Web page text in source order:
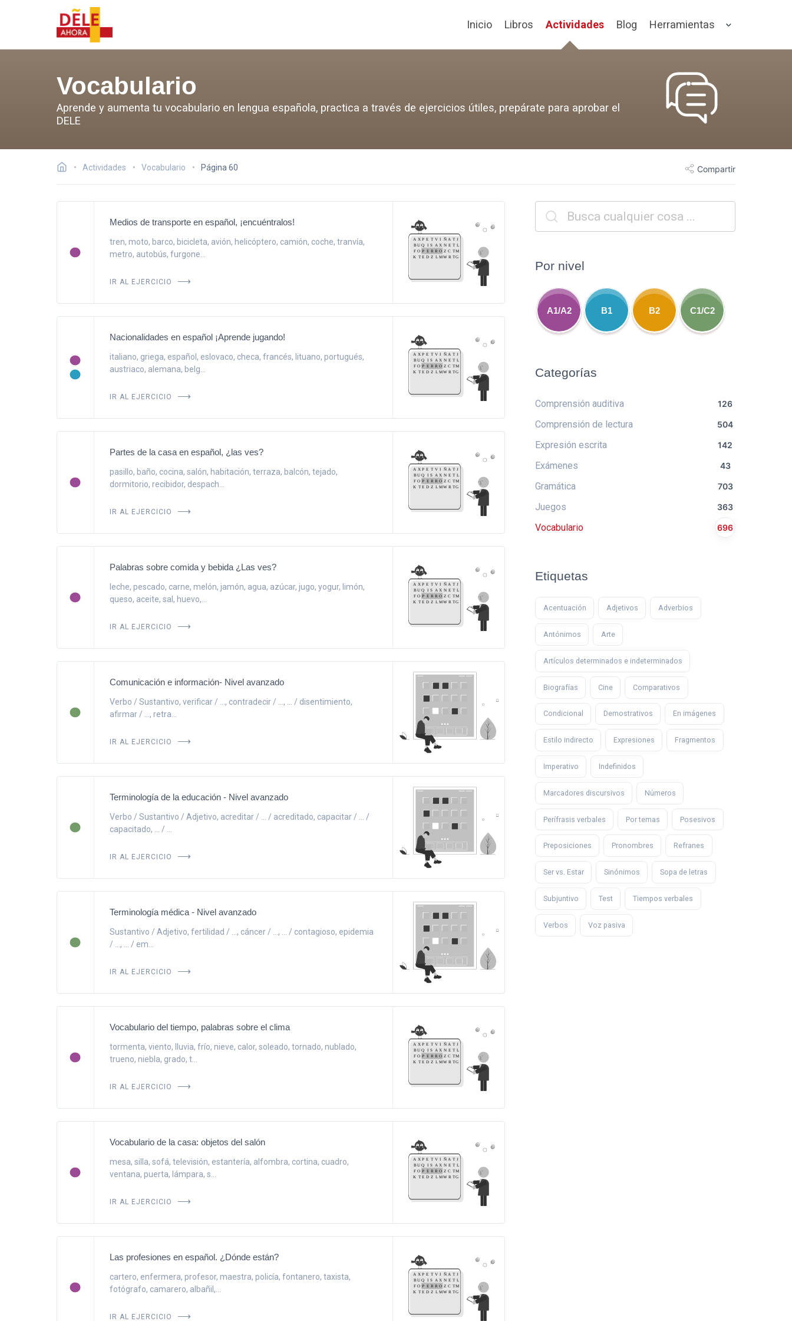
Inicio Libros Actividades Blog Herramientas
Vocabulario
Aprende y aumenta tu vocabulario en lengua española, practica a través de ejercicios útiles, prepárate para aprobar el
DELE
Actividades Vocabulario Página 60 Compartir
Medios de transporte en español, ¡encuéntralos!
tren, moto, barco, bicicleta, avión, helicóptero, camión, coche, tranvía,
metro, autobús, furgone...
IR AL EJERCICIO
Nacionalidades en español ¡Aprende jugando!
italiano, griega, español, eslovaco, checa, francés, lituano, portugués,
austriaco, alemana, belg...
IR AL EJERCICIO
Partes de la casa en español, ¿las ves?
pasillo, baño, cocina, salón, habitación, terraza, balcón, tejado,
dormitorio, recibidor, despach...
IR AL EJERCICIO
Palabras sobre comida y bebida ¿Las ves?
leche, pescado, carne, melón, jamón, agua, azúcar, jugo, yogur, limón,
queso, aceite, sal, huevo,...
IR AL EJERCICIO
Comunicación e información- Nivel avanzado
Verbo / Sustantivo, verificar / ..., contradecir / ..., ... / disentimiento,
afirmar / ..., retra...
IR AL EJERCICIO
Terminología de la educación - Nivel avanzado
Verbo / Sustantivo / Adjetivo, acreditar / ... / acreditado, capacitar / ... /
capacitado, ... / ...
IR AL EJERCICIO
Terminología médica - Nivel avanzado
Sustantivo / Adjetivo, fertilidad / ..., cáncer / ..., ... / contagioso, epidemia
/ ..., ... / em...
IR AL EJERCICIO
Vocabulario del tiempo, palabras sobre el clima
tormenta, viento, lluvia, frío, nieve, calor, soleado, tornado, nublado,
trueno, niebla, grado, t...
IR AL EJERCICIO
Vocabulario de la casa: objetos del salón
mesa, silla, sofá, televisión, estantería, alfombra, cortina, cuadro,
ventana, puerta, lámpara, s...
IR AL EJERCICIO
Las profesiones en español. ¿Dónde están?
cartero, enfermera, profesor, maestra, policía, fontanero, taxista,
fotógrafo, camarero, albañil,...
IR AL EJERCICIO
Por nivel
A1/A2 B1 B2 C1/C2
Categorías
Comprensión auditiva 126
Comprensión de lectura 504
Expresión escrita 142
Exámenes 43
Gramática 703
Juegos 363
Vocabulario 696
Etiquetas
Acentuación Adjetivos Adverbios
Antónimos Arte
Artículos determinados e indeterminados
Biografías Cine Comparativos
Condicional Demostrativos En imágenes
Estilo indirecto Expresiones Fragmentos
Imperativo Indefinidos
Marcadores discursivos Números
Perífrasis verbales Por temas Posesivos
Preposiciones Pronombres Refranes
Ser vs. Estar Sinónimos Sopa de letras
Subjuntivo Test Tiempos verbales
Verbos Voz pasiva